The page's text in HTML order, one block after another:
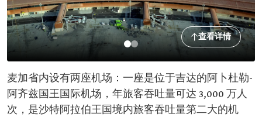
查看详情
麦加省内设有两座机场：一座是位于吉达的阿卜杜勒-
阿齐兹国王国际机场，年旅客吞吐量可达 3,000 万人
次，是沙特阿拉伯王国境内旅客吞吐量第二大的机